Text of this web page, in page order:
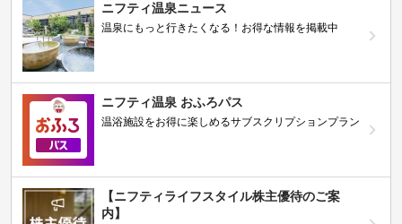
ニフティ温泉ニュース
温泉にもっと行きたくなる！お得な情報を掲載中
ニフティ温泉 おふろパス
温浴施設をお得に楽しめるサブスクリプションプラン
【ニフティライフスタイル株主優待のご案
内】